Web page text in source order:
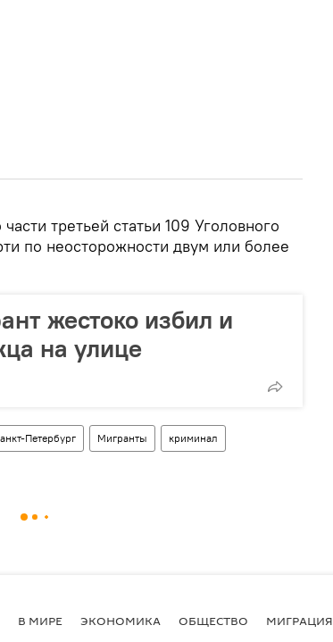
третьей статьи 109 Уголовного
по неосторожности двум или более
жестоко избил и
на улице
Петербург Мигранты криминал
В МИРЕ ЭКОНОМИКА ОБЩЕСТВО МИГРАЦИЯ